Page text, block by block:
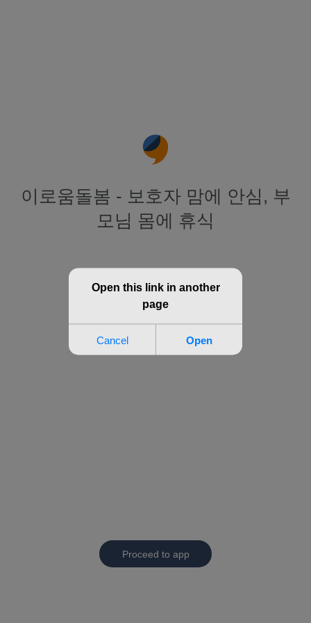
이로움돌봄 - 보호자 맘에 안심, 부
모님 몸에 휴식
Proceed to app